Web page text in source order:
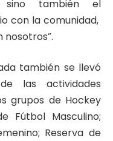
sino también el
con la comunidad,
también se llevó
las actividades
grupos de Hockey
Fútbol Masculino;
Reserva de